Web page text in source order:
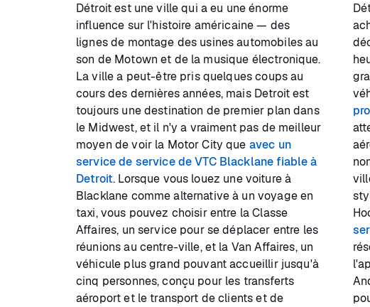
Détroit est une ville qui a eu une énorme
influence sur l'histoire américaine — des
lignes de montage des usines automobiles au
son de Motown et de la musique électronique.
La ville a peut-être pris quelques coups au
cours des dernières années, mais Detroit est
toujours une destination de premier plan dans
le Midwest, et il n'y a vraiment pas de meilleur
moyen de voir la Motor City que avec un
service de service de VTC Blacklane fiable à
Detroit. Lorsque vous louez une voiture à
Blacklane comme alternative à un voyage en
taxi, vous pouvez choisir entre la Classe
Affaires, un service pour se déplacer entre les
réunions au centre-ville, et la Van Affaires, un
véhicule plus grand pouvant accueillir jusqu'à
cinq personnes, conçu pour les transferts
aéroport et le transport de clients et de